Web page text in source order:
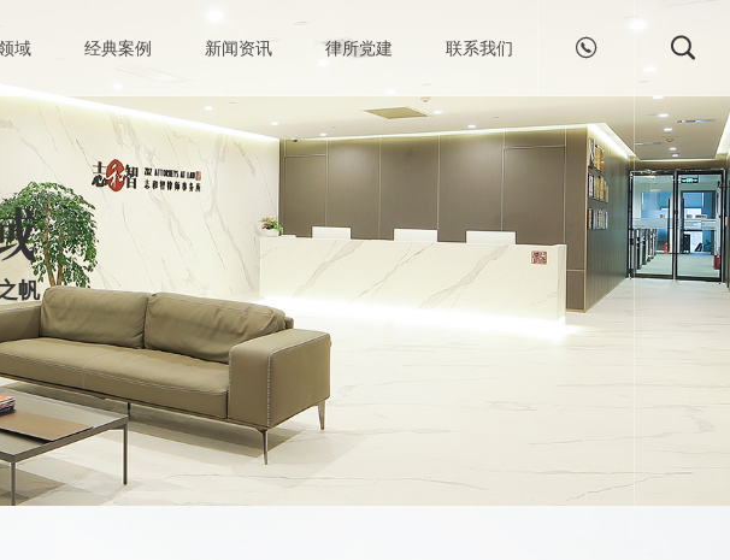
域 经典案例 新闻资讯 律所党建 联系我们  
帆